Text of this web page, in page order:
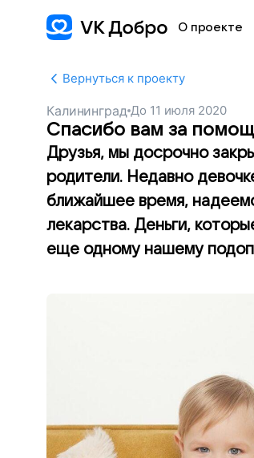
О проекте
Вернуться к проекту
Калининград До 11 июля 2020
Спасибо вам за
Друзья, мы досрочно
родители. Недавно
ближайшее время,
лекарства. Деньги,
еще одному нашему